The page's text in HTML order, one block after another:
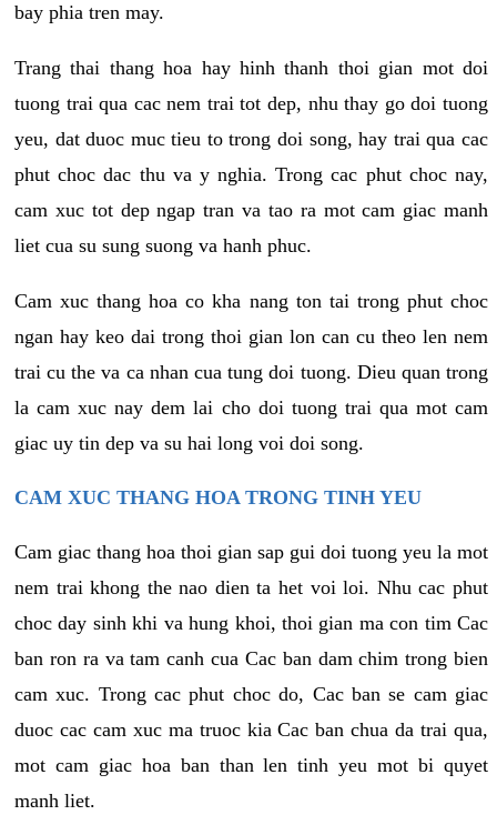
bay phia tren may.
Trang thai thang hoa hay hinh thanh thoi gian mot doi
tuong trai qua cac nem trai tot dep, nhu thay go doi tuong
yeu, dat duoc muc tieu to trong doi song, hay trai qua cac
phut choc dac thu va y nghia. Trong cac phut choc nay,
cam xuc tot dep ngap tran va tao ra mot cam giac manh
liet cua su sung suong va hanh phuc.
Cam xuc thang hoa co kha nang ton tai trong phut choc
ngan hay keo dai trong thoi gian lon can cu theo len nem
trai cu the va ca nhan cua tung doi tuong. Dieu quan trong
la cam xuc nay dem lai cho doi tuong trai qua mot cam
giac uy tin dep va su hai long voi doi song.
CAM XUC THANG HOA TRONG TINH YEU
Cam giac thang hoa thoi gian sap gui doi tuong yeu la mot
nem trai khong the nao dien ta het voi loi. Nhu cac phut
choc day sinh khi va hung khoi, thoi gian ma con tim Cac
ban ron ra va tam canh cua Cac ban dam chim trong bien
cam xuc. Trong cac phut choc do, Cac ban se cam giac
duoc cac cam xuc ma truoc kia Cac ban chua da trai qua,
mot cam giac hoa ban than len tinh yeu mot bi quyet
manh liet.